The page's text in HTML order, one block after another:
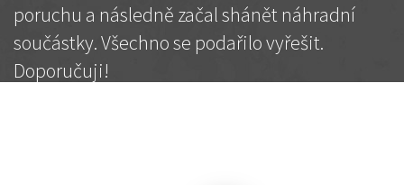
poruchu a následně začal shánět náhradní
součástky. Všechno se podařilo vyřešit.
Doporučuji!